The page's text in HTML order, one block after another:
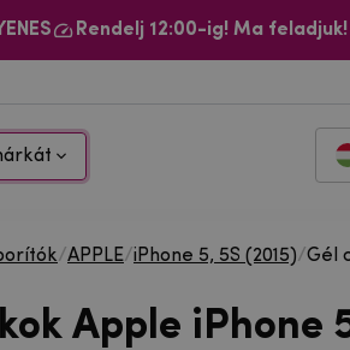
Rendelj 12:00-ig! Ma feladjuk!
/APPLE/iPhone 5, 5S (2015)/Gél
Apple iPhone